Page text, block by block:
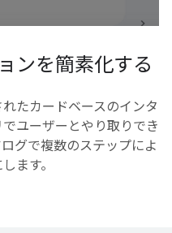
ンを簡素化する
たカードベースのインタ
ユーザーとやり取りでき
グで複数のステップによ
ます。